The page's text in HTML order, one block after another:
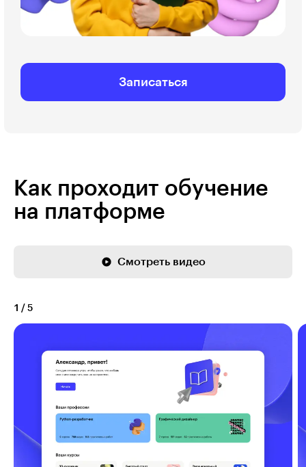
Записаться
Как проходит обучение
на платформе
Смотреть видео
1 / 5